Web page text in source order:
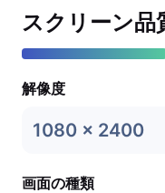
スクリーン品
解像度
1080 x 2400
画面の種類